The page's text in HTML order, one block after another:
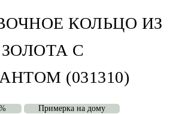
КОЛЬЦО ИЗ
С
(031310)
Примерка на дому